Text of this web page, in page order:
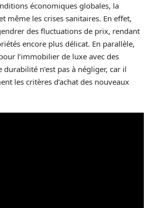
économiques globales, la
même les crises sanitaires. En effet,
des fluctuations de prix, rendant
encore plus délicat. En parallèle,
l’immobilier de luxe avec des
n’est pas à négliger, car il
les critères d’achat des nouveaux